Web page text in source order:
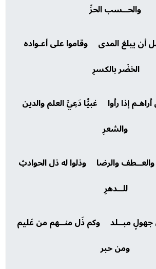
والحــسب الحرِّ
أن يبلغ المدى وقاموا على أعـواده
الخضْر بالكسرِ
إذا رأوا غبيًّا دَعِيَّ العلم والدين
والشعرِ
والعــطف والرضا وذلوا له ذل الحوادثِ
للــدهرِ
مبــلد وكم ذَل منــهم من عَليم
ومن حبر